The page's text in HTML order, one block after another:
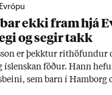
ekki fram hjá
og seg­ir takk
er þekkt­ur rit­höf­und­ur
ís­lensk­an föð­ur. Hann
sem barn í Ham­borg